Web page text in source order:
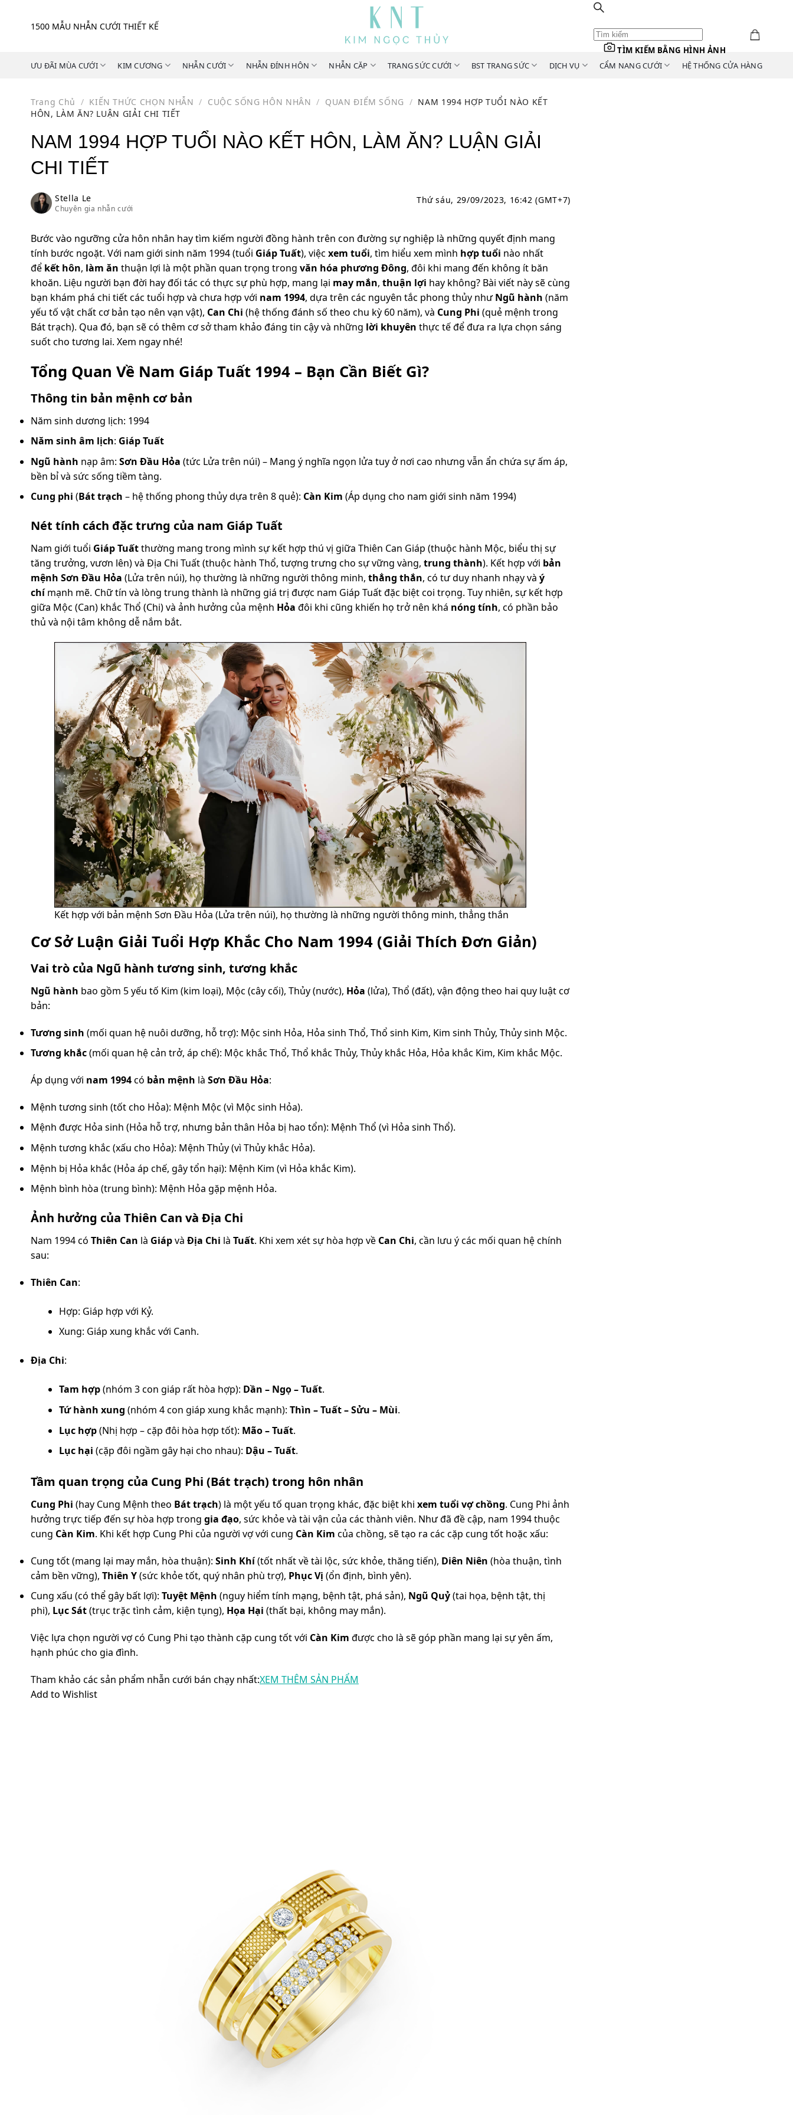
1500 MẪU NHẪN CƯỚI THIẾT KẾ
TÌM KIẾM BẰNG HÌNH ẢNH
ƯU ĐÃI MÙA CƯỚI
KIM CƯƠNG NHẪN CƯỚI NHẪN ĐÍNH HÔN NHẪN CẶP TRANG SỨC CƯỚI BST TRANG SỨC DỊCH VỤ CẨM NANG CƯỚI HỆ THỐNG CỬA HÀNG
Trang Chủ / KIẾN THỨC CHỌN NHẪN / CUỘC SỐNG HÔN NHÂN / QUAN ĐIỂM SỐNG / NAM 1994 HỢP TUỔI NÀO KẾT
HÔN, LÀM ĂN? LUẬN GIẢI CHI TIẾT
NAM 1994 HỢP TUỔI NÀO KẾT HÔN, LÀM ĂN? LUẬN GIẢI
CHI TIẾT
Stella Le
Chuyên gia nhẫn cưới
Thứ sáu, 29/09/2023, 16:42 (GMT+7)
Bước vào ngưỡng cửa hôn nhân hay tìm kiếm người đồng hành trên con đường sự nghiệp là những quyết định mang
tính bước ngoặt. Với nam giới sinh năm 1994 (tuổi Giáp Tuất), việc xem tuổi, tìm hiểu xem mình hợp tuổi nào nhất
để kết hôn, làm ăn thuận lợi là một phần quan trọng trong văn hóa phương Đông, đôi khi mang đến không ít băn
khoăn. Liệu người bạn đời hay đối tác có thực sự phù hợp, mang lại may mắn, thuận lợi hay không? Bài viết này sẽ cùng
bạn khám phá chi tiết các tuổi hợp và chưa hợp với nam 1994, dựa trên các nguyên tắc phong thủy nhưNgũ hành (năm
yếu tố vật chất cơ bản tạo nên vạn vật), Can Chi (hệ thống đánh số theo chu kỳ 60 năm), và Cung Phi (quẻ mệnh trong
Bát trạch). Qua đó, bạn sẽ có thêm cơ sở tham khảo đáng tin cậy và những lời khuyên thực tế để đưa ra lựa chọn sáng
suốt cho tương lai. Xem ngay nhé!
Tổng Quan Về Nam Giáp Tuất 1994 – Bạn Cần Biết Gì?
Thông tin bản mệnh cơ bản
Năm sinh dương lịch: 1994
Năm sinh âm lịch: Giáp Tuất
Ngũ hành nạp âm: Sơn Đầu Hỏa (tức Lửa trên núi) – Mang ý nghĩa ngọn lửa tuy ở nơi cao nhưng vẫn ẩn chứa sự ấm áp,
bền bỉ và sức sống tiềm tàng.
Cung phi (Bát trạch – hệ thống phong thủy dựa trên 8 quẻ): Càn Kim (Áp dụng cho nam giới sinh năm 1994)
Nét tính cách đặc trưng của nam Giáp Tuất
Nam giới tuổi Giáp Tuấtthường mang trong mình sự kết hợp thú vị giữa Thiên Can Giáp (thuộc hành Mộc, biểu thị sự
tăng trưởng, vươn lên) và Địa Chi Tuất (thuộc hành Thổ, tượng trưng cho sự vững vàng, trung thành). Kết hợp với bản
mệnh Sơn Đầu Hỏa (Lửa trên núi), họ thường là những người thông minh, thẳng thắn, có tư duy nhanh nhạy và ý
chímạnh mẽ. Chữ tín và lòng trung thành là những giá trị được nam Giáp Tuất đặc biệt coi trọng. Tuy nhiên, sự kết hợp
giữa Mộc (Can) khắc Thổ (Chi) và ảnh hưởng của mệnh Hỏa đôi khi cũng khiến họ trở nên khá nóng tính, có phần bảo
thủ và nội tâm không dễ nắm bắt.
Kết hợp với bản mệnh Sơn Đầu Hỏa (Lửa trên núi), họ thường là những người thông minh, thẳng thắn
Cơ Sở Luận Giải Tuổi Hợp Khắc Cho Nam 1994 (Giải Thích Đơn Giản)
Vai trò của Ngũ hành tương sinh, tương khắc
Ngũ hành bao gồm 5 yếu tố Kim (kim loại), Mộc (cây cối), Thủy (nước), Hỏa (lửa), Thổ (đất), vận động theo hai quy luật cơ
bản:
Tương sinh (mối quan hệ nuôi dưỡng, hỗ trợ): Mộc sinh Hỏa, Hỏa sinh Thổ, Thổ sinh Kim, Kim sinh Thủy, Thủy sinh Mộc.
Tương khắc(mối quan hệ cản trở, áp chế): Mộc khắc Thổ, Thổ khắc Thủy, Thủy khắc Hỏa, Hỏa khắc Kim, Kim khắc Mộc.
Áp dụng với nam 1994có bản mệnh là Sơn Đầu Hỏa:
Mệnh tương sinh (tốt cho Hỏa): Mệnh Mộc (vì Mộc sinh Hỏa).
Mệnh được Hỏa sinh (Hỏa hỗ trợ, nhưng bản thân Hỏa bị hao tổn): Mệnh Thổ (vì Hỏa sinh Thổ).
Mệnh tương khắc (xấu cho Hỏa): Mệnh Thủy (vì Thủy khắc Hỏa).
Mệnh bị Hỏa khắc (Hỏa áp chế, gây tổn hại): Mệnh Kim (vì Hỏa khắc Kim).
Mệnh bình hòa (trung bình): Mệnh Hỏa gặp mệnh Hỏa.
Ảnh hưởng của Thiên Can và Địa Chi
Nam 1994 có Thiên Can là Giápvà Địa Chi là Tuất. Khi xem xét sự hòa hợp về Can Chi, cần lưu ý các mối quan hệ chính
sau:
Thiên Can:
Hợp: Giáp hợp với Kỷ.
Xung: Giáp xung khắc với Canh.
Địa Chi:
Tam hợp(nhóm 3 con giáp rất hòa hợp): Dần – Ngọ – Tuất.
Tứ hành xung (nhóm 4 con giáp xung khắc mạnh): Thìn – Tuất – Sửu – Mùi.
Lục hợp(Nhị hợp – cặp đôi hòa hợp tốt): Mão – Tuất.
Lục hại (cặp đôi ngầm gây hại cho nhau): Dậu – Tuất.
Tầm quan trọng của Cung Phi (Bát trạch) trong hôn nhân
Cung Phi (hay Cung Mệnh theo Bát trạch) là một yếu tố quan trọng khác, đặc biệt khi xem tuổi vợ chồng. Cung Phi ảnh
hưởng trực tiếp đến sự hòa hợp trong gia đạo, sức khỏe và tài vận của các thành viên. Như đã đề cập, nam 1994 thuộc
cung Càn Kim. Khi kết hợp Cung Phi của người vợ với cung Càn Kim của chồng, sẽ tạo ra các cặp cung tốt hoặc xấu:
Cung tốt (mang lại may mắn, hòa thuận): Sinh Khí(tốt nhất về tài lộc, sức khỏe, thăng tiến), Diên Niên (hòa thuận, tình
cảm bền vững), Thiên Y(sức khỏe tốt, quý nhân phù trợ), Phục Vị (ổn định, bình yên).
Cung xấu (có thể gây bất lợi): Tuyệt Mệnh (nguy hiểm tính mạng, bệnh tật, phá sản), Ngũ Quỷ(tai họa, bệnh tật, thị
phi), Lục Sát(trục trặc tình cảm, kiện tụng), Họa Hại (thất bại, không may mắn).
Việc lựa chọn người vợ có Cung Phi tạo thành cặp cung tốt với Càn Kim được cho là sẽ góp phần mang lại sự yên ấm,
hạnh phúc cho gia đình.
Tham khảo các sản phẩm nhẫn cưới bán chạy nhất:XEM THÊM SẢN PHẨM
Add to Wishlist